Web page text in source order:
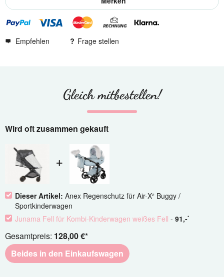
Empfehlen Frage stellen
Gleich mitbestellen!
Wird oft zusammen gekauft
Dieser Artikel: Anex Regenschutz für Air-X² Buggy /
Sportkinderwagen
Junama Fell für Kombi-Kinderwagen weißes Fell - 91,-*
Gesamtpreis: 128,00 €*
Beides in den Einkaufswagen